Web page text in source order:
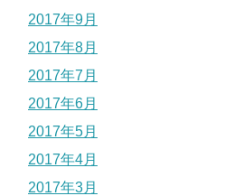
2017年9月
2017年8月
2017年7月
2017年6月
2017年5月
2017年4月
2017年3月